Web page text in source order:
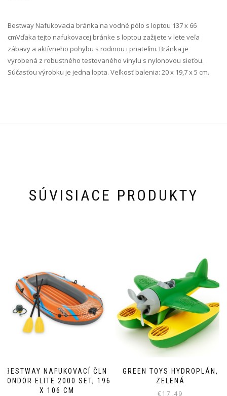
Bestway Nafukovacia bránka na vodné pólo s loptou 137 x 66
cm Vďaka tejto nafukovacej bránke s loptou zažijete v lete veľa
zábavy a aktívneho pohybu s rodinou i priateľmi. Bránka je
vyrobená z robustného testovaného vinylu s nylonovou sieťou.
Súčasťou výrobku je jedna lopta. Veľkosť balenia: 20 x 19,7 x 5 cm.
SÚVISIACE PRODUKTY
BESTWAY NAFUKOVACÍ ČLN
KONDOR ELITE 2000 SET, 196
X 106 CM
GREEN TOYS HYDROPLÁN,
ZELENÁ
€17,49